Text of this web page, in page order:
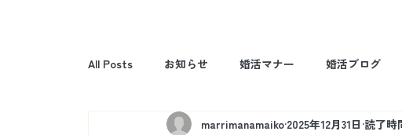
All Posts お知らせ 婚活マナー 婚活ブログ
marrimanamaiko 2025年12月31日 読了時